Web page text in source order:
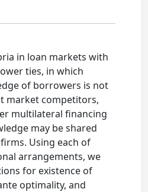
in loan markets with
ties, in which
of borrowers is not
market competitors,
multilateral financing
may be shared
Using each of
arrangements, we
for existence of
optimality, and